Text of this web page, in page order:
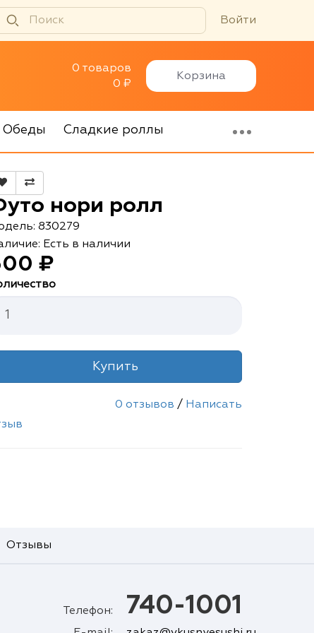
Войти
0 товаров
0 ₽
Корзина
Обеды Сладкие роллы
нори ролл
830279
Есть в наличии
₽
Купить
0 отзывов / Написать
Отзывы
Телефон: 740-1001